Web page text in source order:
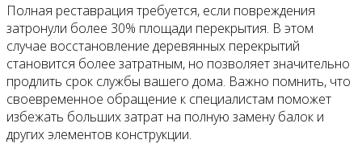
Полная реставрация требуется, если повреждения
затронули более 30% площади перекрытия. В этом
случае восстановление деревянных перекрытий
становится более затратным, но позволяет значительно
продлить срок службы вашего дома. Важно помнить, что
своевременное обращение к специалистам поможет
избежать больших затрат на полную замену балок и
других элементов конструкции.